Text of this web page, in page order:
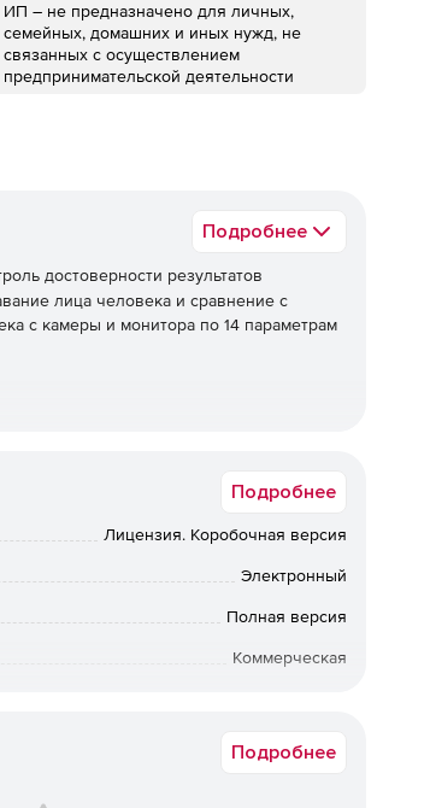
ИП – не предназначено для личных,
семейных, домашних и иных нужд, не
связанных с осуществлением
предпринимательской деятельности
Подробнее
достоверности результатов
лица человека и сравнение с
с камеры и монитора по 14 параметрам
Подробнее
Лицензия. Коробочная версия
Электронный
Полная версия
Коммерческая
Подробнее